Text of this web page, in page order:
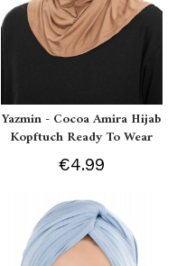
Yazmin - Cocoa Amira Hijab
Kopftuch Ready To Wear
€4.99